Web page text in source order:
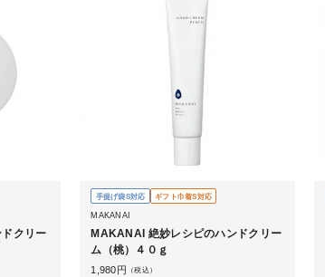
クリー
手提げ袋S対応 ギフト巾着S対応
MAKANAI
MAKANAI 絶妙レシピのハンドクリー
ム（桃）４０ｇ
1,980 円 （税込）